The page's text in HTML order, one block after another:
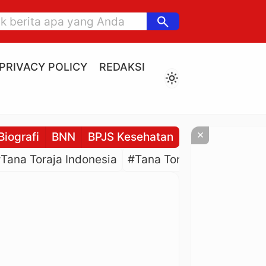
search
PRIVACY POLICY
REDAKSI
light_mode
BNN BPJS Kesehatan BPJS
Toraja Indonesia #Tana Toraja Culture
×